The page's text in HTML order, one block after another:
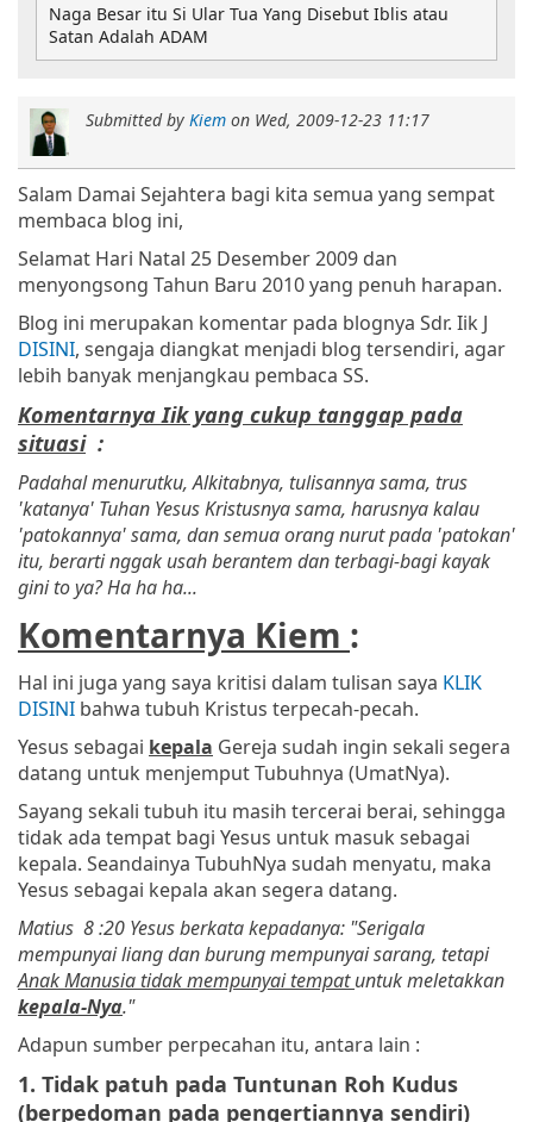
Submitted byKiem on Wed, 2009-12-23 11:17
Salam Damai Sejahtera bagi kita semua yang sempat
membaca blog ini,
Selamat Hari Natal 25 Desember 2009 dan
menyongsong Tahun Baru 2010 yang penuh harapan.
Blog ini merupakan komentar pada blognya Sdr. Iik J
DISINI, sengaja diangkat menjadi blog tersendiri, agar
lebih banyak menjangkau pembaca SS.
Komentarnya Iik yang cukup tanggap pada
situasi:
Padahal menurutku, Alkitabnya, tulisannya sama, trus
'katanya' Tuhan Yesus Kristusnya sama, harusnya kalau
'patokannya' sama, dan semua orang nurut pada 'patokan'
itu, berarti nggak usah berantem dan terbagi-bagi kayak
gini to ya? Ha ha ha...
Komentarnya Kiem :
Hal ini juga yang saya kritisi dalam tulisan saya KLIK
DISINI bahwa tubuh Kristus terpecah-pecah.
Yesus sebagai kepala Gereja sudah ingin sekali segera
datang untuk menjemput Tubuhnya (UmatNya).
Sayang sekali tubuh itu masih tercerai berai, sehingga
tidak ada tempat bagi Yesus untuk masuk sebagai
kepala. Seandainya TubuhNya sudah menyatu, maka
Yesus sebagai kepala akan segera datang.
Matius 8 :20 Yesus berkata kepadanya: "Serigala
mempunyai liang dan burung mempunyai sarang, tetapi
Anak Manusia tidak mempunyai tempatuntuk meletakkan
kepala-Nya."
Adapun sumber perpecahan itu, antara lain :
1. Tidak patuh pada Tuntunan Roh Kudus
(berpedoman pada pengertiannya sendiri)
Naga Besar itu Si Ular Tua Yang Disebut Iblis atau
Satan Adalah ADAM